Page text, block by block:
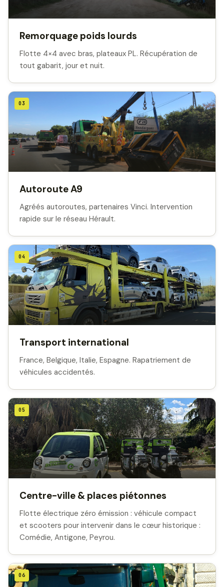
Remorquage poids lourds
Flotte 4×4 avec bras, plateaux PL. Récupération de
tout gabarit, jour et nuit.
03
Autoroute A9
Agréés autoroutes, partenaires Vinci. Intervention
rapide sur le réseau Hérault.
04
Transport international
France, Belgique, Italie, Espagne. Rapatriement de
véhicules accidentés.
05
Centre-ville & places piétonnes
Flotte électrique zéro émission : véhicule compact
et scooters pour intervenir dans le cœur historique :
Comédie, Antigone, Peyrou.
06